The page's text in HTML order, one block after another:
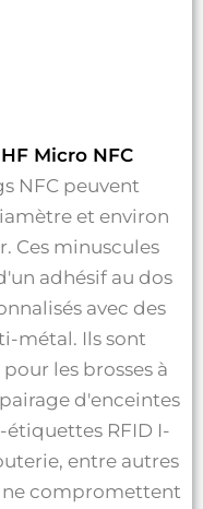
Micro NFC
NFC peuvent
et environ
Ces minuscules
adhésif au dos
avec des
métal. Ils sont
les brosses à
d'enceintes
RFID I-
entre autres
ne compromettent